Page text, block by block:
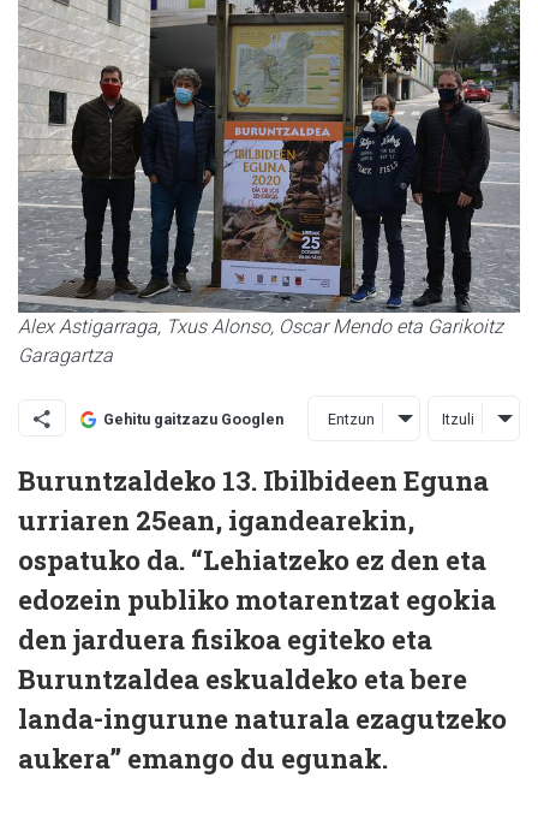
Alex Astigarraga, Txus Alonso, Oscar Mendo eta Garikoitz
Garagartza
Gehitu gaitzazu Googlen Entzun Itzuli
Buruntzaldeko 13. Ibilbideen Eguna
urriaren 25ean, igandearekin,
ospatuko da. “Lehiatzeko ez den eta
edozein publiko motarentzat egokia
den jarduera fisikoa egiteko eta
Buruntzaldea eskualdeko eta bere
landa-ingurune naturala ezagutzeko
aukera” emango du egunak.